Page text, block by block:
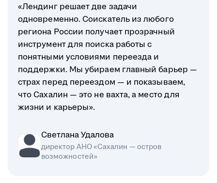
«Лендинг решает две задачи
одновременно. Соискатель из любого
региона России получает прозрачный
инструмент для поиска работы с
понятными условиями переезда и
поддержки. Мы убираем главный барьер —
страх перед переездом — и показываем,
что Сахалин — это не вахта, а место для
жизни и карьеры».
Светлана Удалова
директор АНО «Сахалин — остров
возможностей»